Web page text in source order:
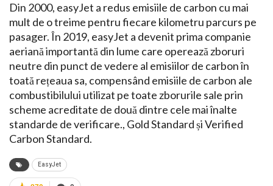
Din 2000, easyJet a redus emisiile de carbon cu mai
mult de o treime pentru fiecare kilometru parcurs pe
pasager. În 2019, easyJet a devenit prima companie
aeriană importantă din lume care operează zboruri
neutre din punct de vedere al emisiilor de carbon în
toată rețeaua sa, compensând emisiile de carbon ale
combustibilului utilizat pe toate zborurile sale prin
scheme acreditate de două dintre cele mai înalte
standarde de verificare., Gold Standard și Verified
Carbon Standard.
EasyJet